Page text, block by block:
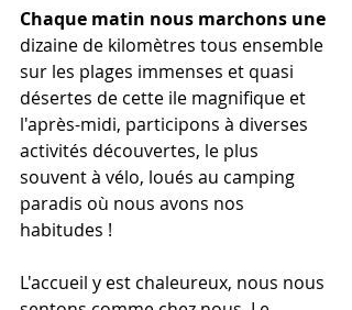
Chaque matin nous marchons une
dizaine de kilomètres tous ensemble
sur les plages immenses et quasi
désertes de cette ile magnifique et
l'après-midi, participons à diverses
activités découvertes, le plus
souvent à vélo, loués au camping
paradis où nous avons nos
habitudes !
L'accueil y est chaleureux, nous nous